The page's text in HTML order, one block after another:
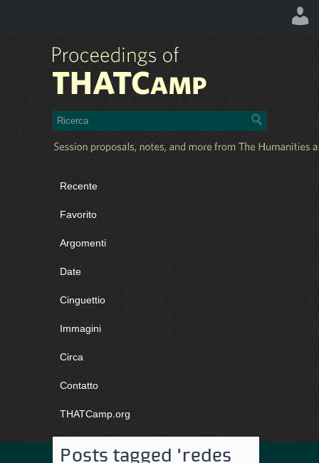
Recente
Favorito
Argomenti
Date
Cinguettio
Immagini
Circa
Contatto
THATCamp.org
Posts tagged 'redes